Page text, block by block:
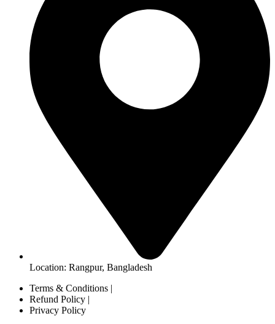
Location: Rangpur, Bangladesh
Terms & Conditions |
Refund Policy |
Privacy Policy